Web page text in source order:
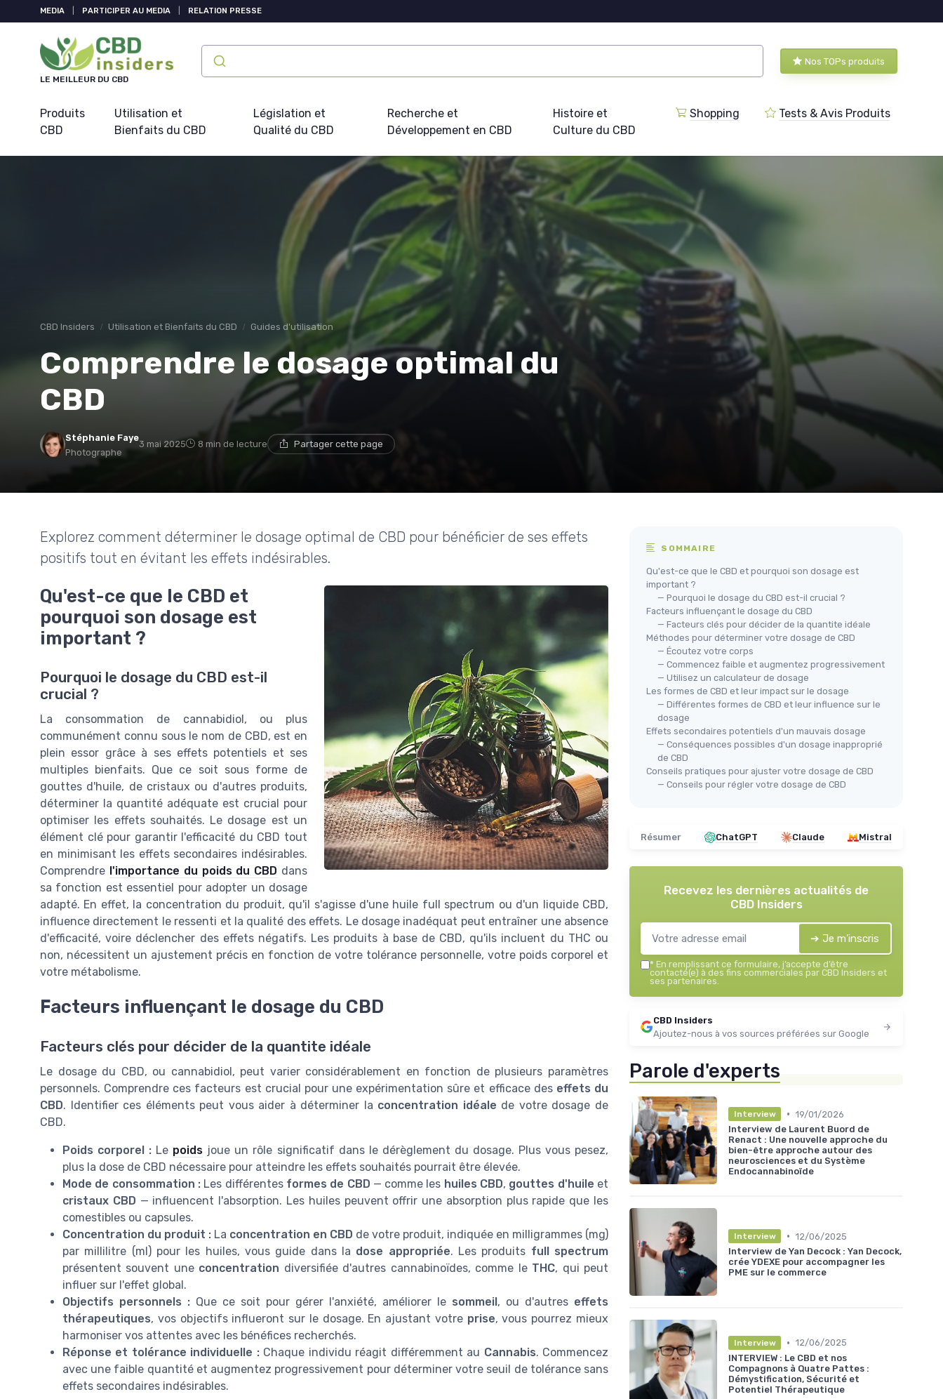
MEDIA PARTICIPER AU MEDIA RELATION PRESSE
LE MEILLEUR DU CBD
Nos TOPs produits
Produits
CBD
Utilisation et
Bienfaits du CBD
Législation et
Qualité du CBD
Recherche et
Développement en CBD
Histoire et
Culture du CBD
Shopping Tests & Avis Produits
CBD Insiders Utilisation et Bienfaits du CBD Guides d'utilisation
Comprendre le dosage optimal du
CBD
Stéphanie Faye
Photographe
3 mai 2025 8 min de lecture Partager cette page
Explorez comment déterminer le dosage optimal de CBD pour bénéficier de ses effets
positifs tout en évitant les effets indésirables.
Qu'est-ce que le CBD et
pourquoi son dosage est
important ?
Pourquoi le dosage du CBD est-il
crucial ?
La consommation de cannabidiol, ou plus
communément connu sous le nom de CBD, est en
plein essor grâce à ses effets potentiels et ses
multiples bienfaits. Que ce soit sous forme de
gouttes d'huile, de cristaux ou d'autres produits,
déterminer la quantité adéquate est crucial pour
optimiser les effets souhaités. Le dosage est un
élément clé pour garantir l'efficacité du CBD tout
en minimisant les effets secondaires indésirables.
Comprendre l'importance du poids du CBD dans
sa fonction est essentiel pour adopter un dosage
adapté. En effet, la concentration du produit, qu'il s'agisse d'une huile full spectrum ou d'un liquide CBD,
influence directement le ressenti et la qualité des effets. Le dosage inadéquat peut entraîner une absence
d'efficacité, voire déclencher des effets négatifs. Les produits à base de CBD, qu'ils incluent du THC ou
non, nécessitent un ajustement précis en fonction de votre tolérance personnelle, votre poids corporel et
votre métabolisme.
Facteurs influençant le dosage du CBD
Facteurs clés pour décider de la quantite idéale
Le dosage du CBD, ou cannabidiol, peut varier considérablement en fonction de plusieurs paramètres
personnels. Comprendre ces facteurs est crucial pour une expérimentation sûre et efficace des effets du
CBD. Identifier ces éléments peut vous aider à déterminer la concentration idéale de votre dosage de
CBD.
Poids corporel : Le poids joue un rôle significatif dans le dérèglement du dosage. Plus vous pesez,
plus la dose de CBD nécessaire pour atteindre les effets souhaités pourrait être élevée.
Mode de consommation :Les différentes formes de CBD — comme les huiles CBD, gouttes d'huile et
cristaux CBD — influencent l'absorption. Les huiles peuvent offrir une absorption plus rapide que les
comestibles ou capsules.
Concentration du produit : La concentration en CBD de votre produit, indiquée en milligrammes (mg)
par millilitre (ml) pour les huiles, vous guide dans la dose appropriée. Les produits full spectrum
présentent souvent une concentration diversifiée d'autres cannabinoïdes, comme le THC, qui peut
influer sur l'effet global.
Objectifs personnels : Que ce soit pour gérer l'anxiété, améliorer le sommeil, ou d'autres effets
thérapeutiques, vos objectifs influeront sur le dosage. En ajustant votre prise, vous pourrez mieux
harmoniser vos attentes avec les bénéfices recherchés.
Réponse et tolérance individuelle :Chaque individu réagit différemment au Cannabis. Commencez
avec une faible quantité et augmentez progressivement pour déterminer votre seuil de tolérance sans
effets secondaires indésirables.
SOMMAIRE
Qu'est-ce que le CBD et pourquoi son dosage est
important ?
— Pourquoi le dosage du CBD est-il crucial ?
Facteurs influençant le dosage du CBD
— Facteurs clés pour décider de la quantite idéale
Méthodes pour déterminer votre dosage de CBD
— Écoutez votre corps
— Commencez faible et augmentez progressivement
— Utilisez un calculateur de dosage
Les formes de CBD et leur impact sur le dosage
— Différentes formes de CBD et leur influence sur le
dosage
Effets secondaires potentiels d'un mauvais dosage
— Conséquences possibles d'un dosage inapproprié
de CBD
Conseils pratiques pour ajuster votre dosage de CBD
— Conseils pour régler votre dosage de CBD
Résumer ChatGPT Claude Mistral
Recevez les dernières actualités de
CBD Insiders
➔ Je m'inscris
* En remplissant ce formulaire, j’accepte d’être
contacté(e) à des fins commerciales par CBD Insiders et
ses partenaires.
CBD Insiders
Ajoutez-nous à vos sources préférées sur Google
Parole d'experts
Interview • 19/01/2026
Interview de Laurent Buord de
Renact : Une nouvelle approche du
bien-être approche autour des
neurosciences et du Système
Endocannabinoïde
Interview • 12/06/2025
Interview de Yan Decock : Yan Decock,
crée YDEXE pour accompagner les
PME sur le commerce
Interview • 12/06/2025
INTERVIEW : Le CBD et nos
Compagnons à Quatre Pattes :
Démystification, Sécurité et
Potentiel Thérapeutique
Panneau de gestion des cookies